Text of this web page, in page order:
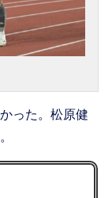
った。松原健